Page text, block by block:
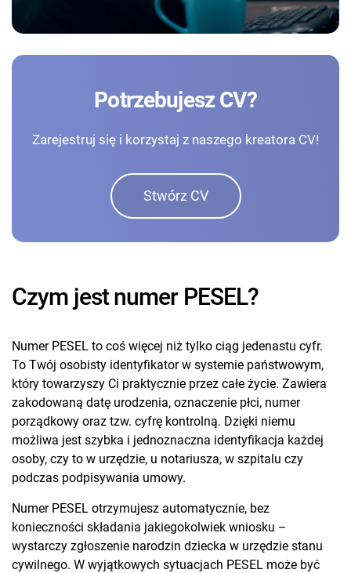
Potrzebujesz CV?
Zarejestruj się i korzystaj z naszego kreatora CV!
Stwórz CV
Czym jest numer PESEL?
Numer PESEL to coś więcej niż tylko ciąg jedenastu cyfr.
To Twój osobisty identyfikator w systemie państwowym,
który towarzyszy Ci praktycznie przez całe życie. Zawiera
zakodowaną datę urodzenia, oznaczenie płci, numer
porządkowy oraz tzw. cyfrę kontrolną. Dzięki niemu
możliwa jest szybka i jednoznaczna identyfikacja każdej
osoby, czy to w urzędzie, u notariusza, w szpitalu czy
podczas podpisywania umowy.
Numer PESEL otrzymujesz automatycznie, bez
konieczności składania jakiegokolwiek wniosku –
wystarczy zgłoszenie narodzin dziecka w urzędzie stanu
cywilnego. W wyjątkowych sytuacjach PESEL może być